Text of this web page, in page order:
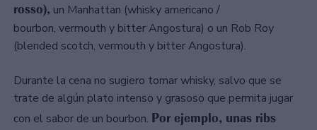
rosso), un Manhattan (whisky americano /
bourbon, vermouth y bitter Angostura) o un Rob Roy
(blended scotch, vermouth y bitter Angostura).
Durante la cena no sugiero tomar whisky, salvo que se
trate de algún plato intenso y grasoso que permita jugar
con el sabor de un bourbon. Por ejemplo, unas ribs